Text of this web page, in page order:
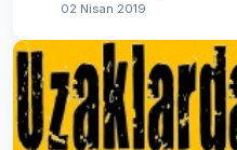
02 Nisan 2019